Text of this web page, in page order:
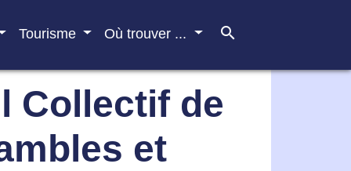
Tourisme Où trouver ... search
Collectif de
et